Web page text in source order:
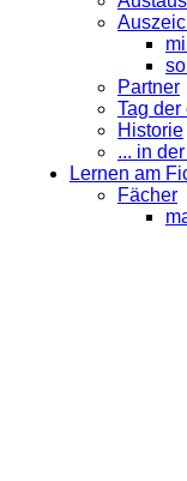
Partner
Tag der
Historie
... in
Lernen am
Fächer